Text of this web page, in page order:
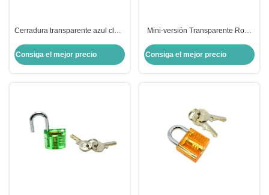
Cerradura transparente azul claro
práctica Cerraduras
transparentes Herramientas de
Consiga el mejor precio
Mini-versión Transparente Rosa
de cerrajería
Consiga el mejor precio